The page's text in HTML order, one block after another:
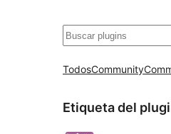
Buscar
TodosCommunity
Etiqueta del